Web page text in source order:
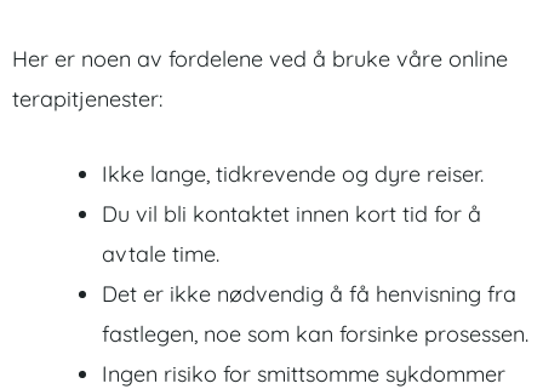
Her er noen av fordelene ved å bruke våre online
terapitjenester:
Ikke lange, tidkrevende og dyre reiser.
Du vil bli kontaktet innen kort tid for å
avtale time.
Det er ikke nødvendig å få henvisning fra
fastlegen, noe som kan forsinke prosessen.
Ingen risiko for smittsomme sykdommer